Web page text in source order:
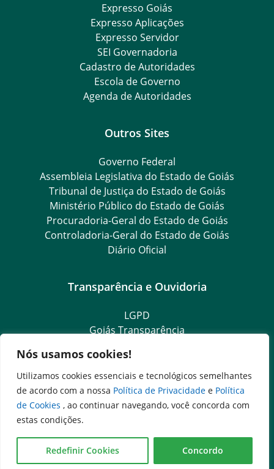
Nós usamos cookies!
Utilizamos cookies essenciais e tecnológicos semelhantes
de acordo com a nossa Política de Privacidade e Política
de Cookies , ao continuar navegando, você concorda com
estas condições.
Redefinir Cookies Concordo
Expresso Goiás
Expresso Aplicações
Expresso Servidor
SEI Governadoria
Cadastro de Autoridades
Escola de Governo
Agenda de Autoridades
Outros Sites
Governo Federal
Assembleia Legislativa do Estado de Goiás
Tribunal de Justiça do Estado de Goiás
Ministério Público do Estado de Goiás
Procuradoria-Geral do Estado de Goiás
Controladoria-Geral do Estado de Goiás
Diário Oficial
Transparência e Ouvidoria
LGPD
Goiás Transparência
SIC – Serviço de Informação ao Cidadão
e-SIC – Serviço Eletrônico de Informação ao Cidadão
Ouvidoria Setorial (Expresso)
Ouvidoria Setorial (Presencial)
Rua 8, n. 242 - QD. 5 LT. 36, Edifício Torres, Setor Central,
Goiânia-GO, CEP: 74013-030 -
Disque Denúncia: 151